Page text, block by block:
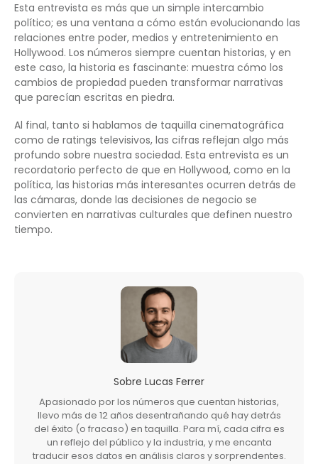
Esta entrevista es más que un simple intercambio
político; es una ventana a cómo están evolucionando las
relaciones entre poder, medios y entretenimiento en
Hollywood. Los números siempre cuentan historias, y en
este caso, la historia es fascinante: muestra cómo los
cambios de propiedad pueden transformar narrativas
que parecían escritas en piedra.
Al final, tanto si hablamos de taquilla cinematográfica
como de ratings televisivos, las cifras reflejan algo más
profundo sobre nuestra sociedad. Esta entrevista es un
recordatorio perfecto de que en Hollywood, como en la
política, las historias más interesantes ocurren detrás de
las cámaras, donde las decisiones de negocio se
convierten en narrativas culturales que definen nuestro
tiempo.
Sobre Lucas Ferrer
Apasionado por los números que cuentan historias,
llevo más de 12 años desentrañando qué hay detrás
del éxito (o fracaso) en taquilla. Para mí, cada cifra es
un reflejo del público y la industria, y me encanta
traducir esos datos en análisis claros y sorprendentes.